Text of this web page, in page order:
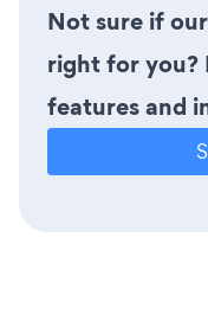
Not sure if
right for you?
features and